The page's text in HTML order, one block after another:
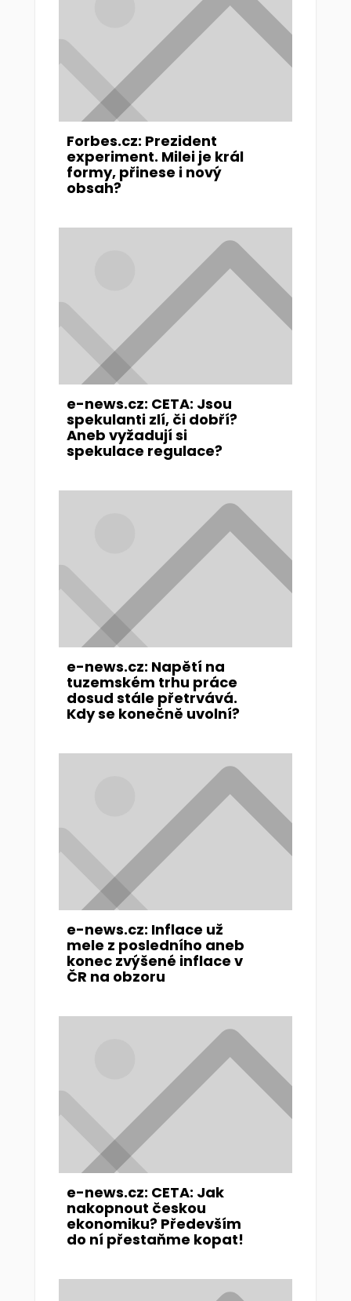
Forbes.cz: Prezident
experiment. Milei je král
formy, přinese i nový
obsah?
e-news.cz: CETA: Jsou
spekulanti zlí, či dobří?
Aneb vyžadují si
spekulace regulace?
e-news.cz: Napětí na
tuzemském trhu práce
dosud stále přetrvává.
Kdy se konečně uvolní?
e-news.cz: Inflace už
mele z posledního aneb
konec zvýšené inflace v
ČR na obzoru
e-news.cz: CETA: Jak
nakopnout českou
ekonomiku? Především
do ní přestaňme kopat!